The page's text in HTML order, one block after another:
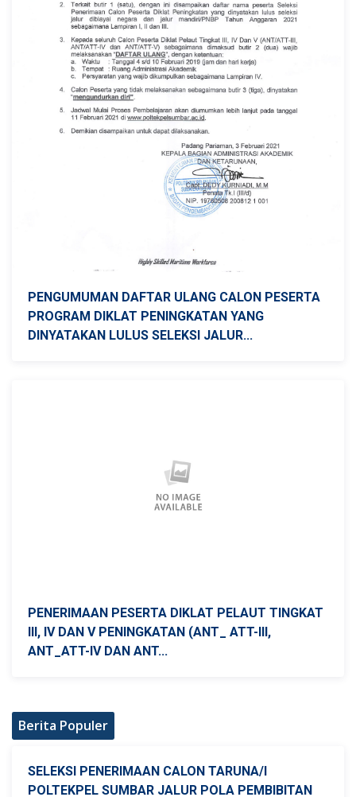
PENGUMUMAN DAFTAR ULANG CALON PESERTA
PROGRAM DIKLAT PENINGKATAN YANG
DINYATAKAN LULUS SELEKSI JALUR...
PENERIMAAN PESERTA DIKLAT PELAUT TINGKAT
III, IV DAN V PENINGKATAN (ANT_ ATT-III,
ANT_ATT-IV DAN ANT...
Berita Populer
SELEKSI PENERIMAAN CALON TARUNA/I
POLTEKPEL SUMBAR JALUR POLA PEMBIBITAN